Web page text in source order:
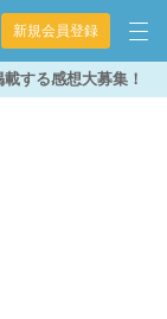
新規会員登録
する感想大募集！